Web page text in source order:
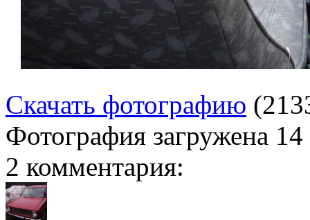
Скачать фотографию
Фотография загружена
2 комментария: